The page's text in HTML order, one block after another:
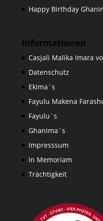
Happy Birthday
Informationen
Casjali Malika Imara
Datenschutz
Ekima´s
Fayulu Makena
Fayulu´s
Ghanima´s
Impresssum
In Memoriam
Trächtigkeit